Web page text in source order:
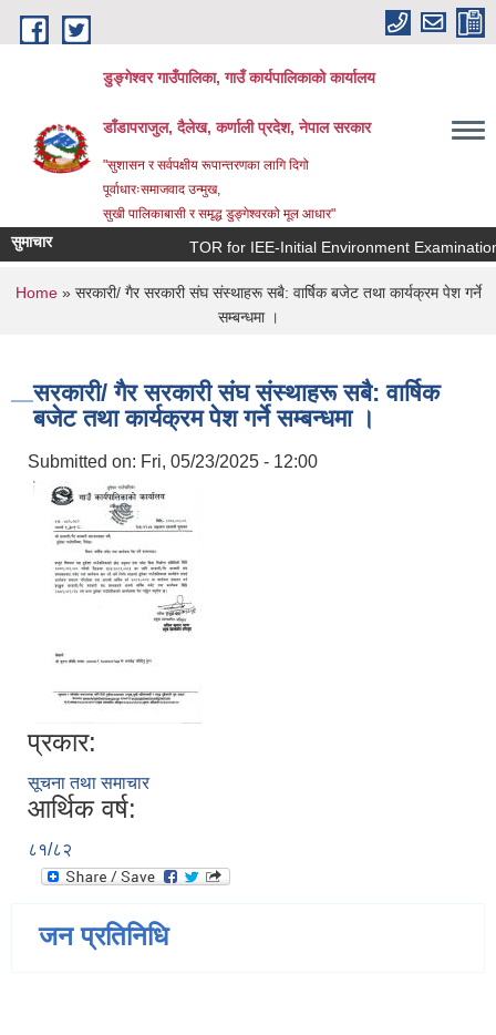
Skip to main content
डुङ्गेश्वर गाउँपालिका, गाउँ कार्यपालिकाको कार्यालय
डाँडापराजुल, दैलेख, कर्णाली प्रदेश, नेपाल सरकार
"सुशासन र सर्वपक्षीय रूपान्तरणका लागि दिगो
पूर्वाधारःसमाजवाद उन्मुख,
सुखी पालिकाबासी र समृद्ध डुङ्गेश्वरको मूल आधार"
सुमाचार TOR for IEE-Initial Environment
You are here
Home» सरकारी/ गैर सरकारी संघ संस्थाहरू सबै: वार्षिक बजेट तथा कार्यक्रम पेश गर्ने
सम्बन्धमा ।
सरकारी/ गैर सरकारी संघ संस्थाहरू सबै: वार्षिक
बजेट तथा कार्यक्रम पेश गर्ने सम्बन्धमा ।
Submitted on: Fri, 05/23/2025 - 12:00
प्रकार:
सूचना तथा समाचार
आर्थिक वर्ष:
८१/८२
जन प्रतिनिधि